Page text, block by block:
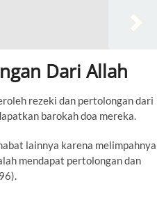
Dari Allah
rezeki dan pertolongan dari
barokah doa mereka.
lainnya karena melimpahnya
mendapat pertolongan dan